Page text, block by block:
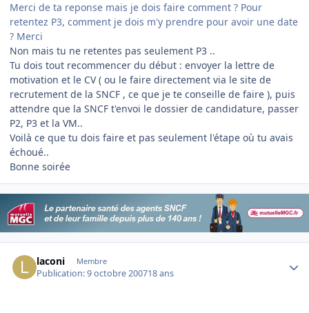
Merci de ta reponse mais je dois faire comment ? Pour
retentez P3, comment je dois m'y prendre pour avoir une date
? Merci
Non mais tu ne retentes pas seulement P3 ..
Tu dois tout recommencer du début : envoyer la lettre de
motivation et le CV ( ou le faire directement via le site de
recrutement de la SNCF , ce que je te conseille de faire ), puis
attendre que la SNCF t'envoi le dossier de candidature, passer
P2, P3 et la VM..
Voilà ce que tu dois faire et pas seulement l'étape où tu avais
échoué..
Bonne soirée
laconi Membre
Publication:9 octobre 200718 ans